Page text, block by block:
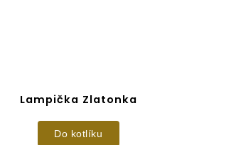
Lampička Zlatonka
Do kotlíku